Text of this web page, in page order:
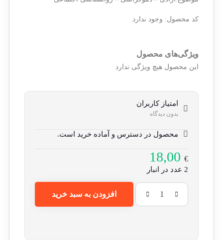
کد محصول: وجود ندارد
ویژگی‌های محصول
این محصول هیچ ویژگی ندارد
امتیاز کاربران
بدون دیدگاه
محصول در دسترس و آماده خرید است.
18,00€
2 عدد در انبار
افزودن به سبد خرید